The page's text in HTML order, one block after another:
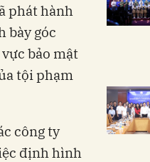
phát hành
bày góc
bảo mật
tội phạm
công ty
định hình